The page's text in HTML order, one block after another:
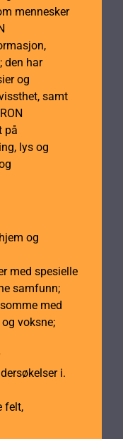
mennesker
den har
og
samt
på
lys og
og
med spesielle
samfunn;
med
voksne;
i.
felt,